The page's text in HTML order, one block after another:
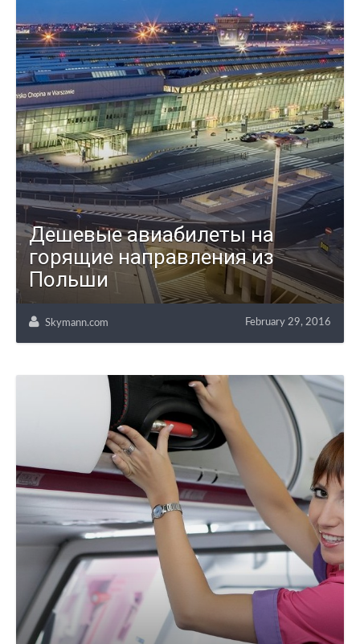
Дешевые авиабилеты на
горящие направления из
Польши
Skymann.com February 29, 2016